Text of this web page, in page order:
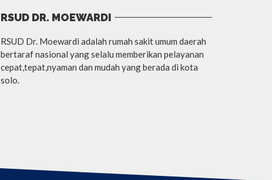
RSUD DR. MOEWARDI
RSUD Dr. Moewardi adalah rumah sakit umum daerah
bertaraf nasional yang selalu memberikan pelayanan
cepat,tepat,nyaman dan mudah yang berada di kota
solo.